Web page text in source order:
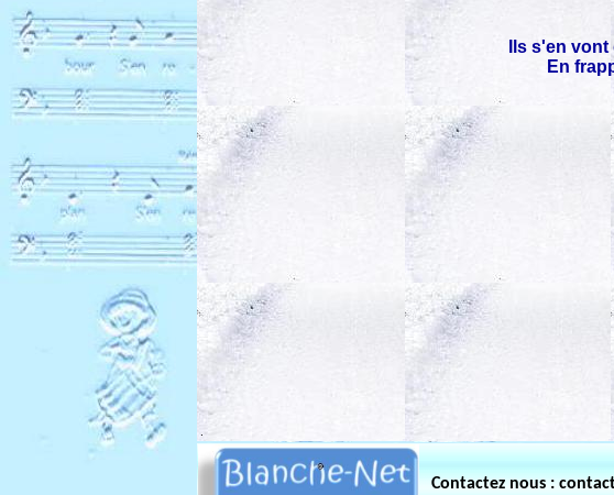
Ils s'en
En
Contactez nous :